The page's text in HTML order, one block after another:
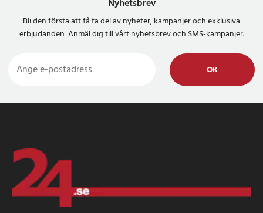
Nyhetsbrev
Bli den första att få ta del av nyheter, kampanjer och exklusiva
erbjudanden Anmäl dig till vårt nyhetsbrev och SMS-kampanjer.
OK